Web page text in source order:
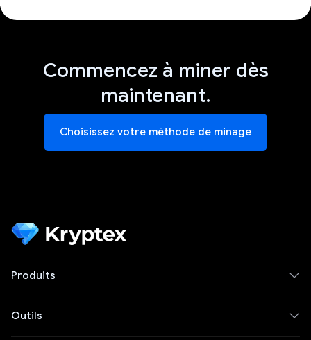
Commencez à miner dès
maintenant.
Choisissez votre méthode de minage
Produits
Outils